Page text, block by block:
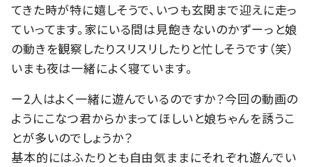
てきた時が特に嬉しそうで、いつも玄関まで迎えに走っ
ていってます。家にいる間は見飽きないのかずーっと娘
の動きを観察したりスリスリしたりと忙しそうです（笑）
いまも夜は一緒によく寝ています。
ー2人はよく一緒に遊んでいるのですか？今回の動画の
ようにこなつ君からかまってほしいと娘ちゃんを誘うこ
とが多いのでしょうか？
基本的にはふたりとも自由気ままにそれぞれ遊んでい